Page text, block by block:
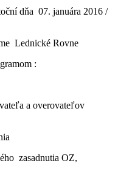
dňa 07. januára 2016 /
Lednické Rovne
:
a overovateľov
zasadnutia OZ,